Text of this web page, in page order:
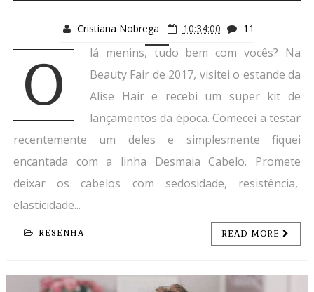
Cristiana Nobrega 10:34:00 11
O
lá menins, tudo bem com vocês? Na
Beauty Fair de 2017, visitei o estande da
Alise Hair e recebi um super kit de
lançamentos da época. Comecei a testar
recentemente um deles e simplesmente fiquei
encantada com a linha Desmaia Cabelo. Promete
deixar os cabelos com sedosidade, resistência,
elasticidade...
RESENHA READ MORE